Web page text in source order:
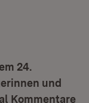
24.
und
Kommentare